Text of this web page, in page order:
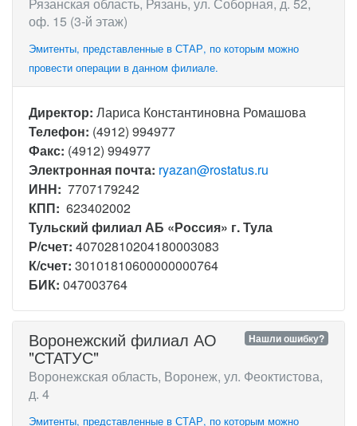
оф. 15 (3-й этаж)
Эмитенты, представленные в СТАР, по которым можно
провести операции в данном филиале.
Директор: Лариса Константиновна Ромашова
Телефон: (4912) 994977
Факс: (4912) 994977
Электронная почта: ryazan@rostatus.ru
ИНН: 7707179242
КПП: 623402002
Тульский филиал АБ «Россия» г. Тула
Р/счет: 40702810204180003083
К/счет: 30101810600000000764
БИК: 047003764
Нашли ошибку?
Воронежский филиал АО
"СТАТУС"
Воронежская область, Воронеж, ул. Феоктистова,
д. 4
Эмитенты, представленные в СТАР, по которым можно